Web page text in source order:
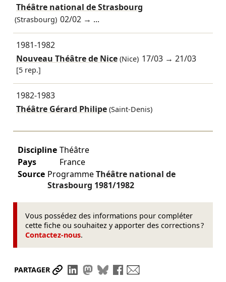
Théâtre national de Strasbourg
(Strasbourg) 02/02 → ...
1981-1982
Nouveau Théâtre de Nice(Nice) 17/03 →21/03
[5 rep.]
1982-1983
Théâtre Gérard Philipe(Saint-Denis)
Discipline Théâtre
Pays
France
Source ProgrammeThéâtre national de
Strasbourg 1981/1982
Vous possédez des informations pour compléter
cette fiche ou souhaitez y apporter des corrections ?
Contactez-nous.
PARTAGER Partager le lien
Partager sur LinkedIn
Partager sur Mastodon
Partager sur Bluesky
Partager sur Facebook